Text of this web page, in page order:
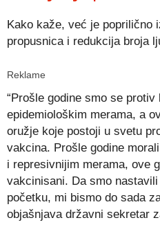
Kako kaže, već je poprilično
propusnica i redukcija broja
Reklame
“Prošle godine smo se protiv
epidemiološkim merama, a
oružje koje postoji u svetu
vakcina. Prošle godine
i represivnijim merama, ove
vakcinisani. Da smo
početku, mi bismo do sada
objašnjava državni sekretar